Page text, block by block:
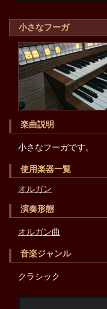
小さなフーガ
楽曲説明
小さなフーガです。
使用楽器一覧
オルガン
演奏形態
オルガン曲
音楽ジャンル
クラシック